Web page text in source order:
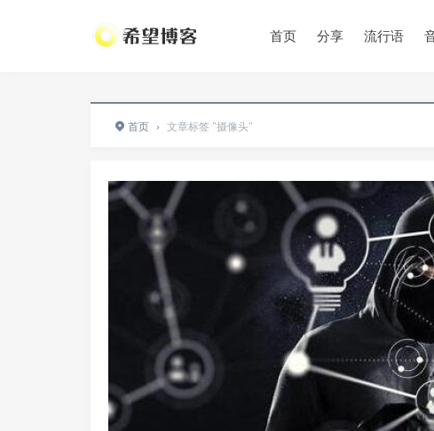
首页 分享 流行语
首页 › 文章标签 "摄像头"